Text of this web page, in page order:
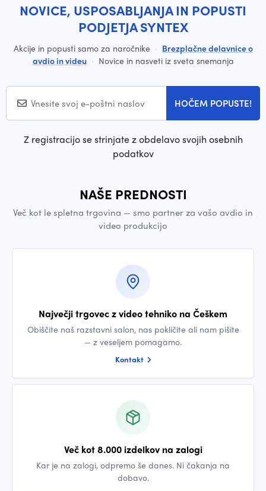
NOVICE, USPOSABLJANJA IN POPUSTI
PODJETJA SYNTEX
Akcije in popusti samo za naročnike · Brezplačne delavnice o
avdio in videu · Novice in nasveti iz sveta snemanja
HOČEM POPUSTE!
Z registracijo se strinjate z obdelavo svojih osebnih
podatkov
NAŠE PREDNOSTI
Več kot le spletna trgovina — smo partner za vašo avdio in
video produkcijo
Največji trgovec z video tehniko na Češkem
Obiščite naš razstavni salon, nas pokličite ali nam pišite
— z veseljem pomagamo.
Kontakt
Več kot 8.000 izdelkov na zalogi
Kar je na zalogi, odpremo še danes. Ni čakanja na
dobavo.